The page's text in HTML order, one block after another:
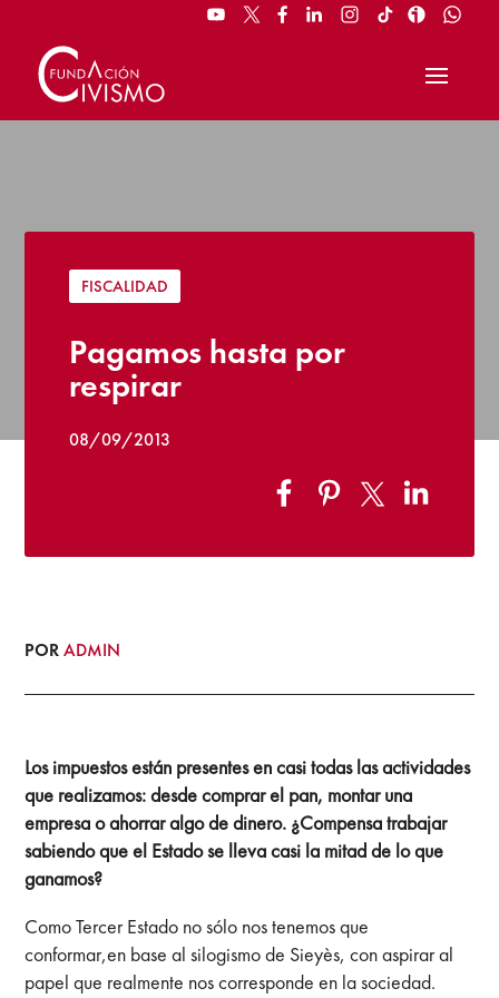
FISCALIDAD
Pagamos hasta por
respirar
08/09/2013
PORADMIN
Los impuestos están presentes en casi todas las actividades
que realizamos: desde comprar el pan, montar una
empresa o ahorrar algo de dinero. ¿Compensa trabajar
sabiendo que el Estado se lleva casi la mitad de lo que
ganamos?
Como Tercer Estado no sólo nos tenemos que
conformar,en base al silogismo de Sieyès, con aspirar al
papel que realmente nos corresponde en la sociedad.